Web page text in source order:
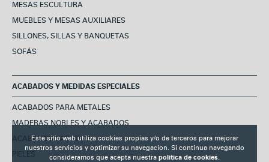
MESAS ESCULTURA
MUEBLES Y MESAS AUXILIARES
SILLONES, SILLAS Y BANQUETAS
SOFÁS
ACABADOS Y MEDIDAS ESPECIALES
ACABADOS PARA METALES
MADERAS NOBLES Y ACABADOS
ACABADOS LACADOS
PIELES
Este sitio web utiliza cookies propias y/o de terceros para mejorar
nuestros servicios y optimizar su navegacion. Si continua navegando
consideramos que acepta nuestra politica de cookies.